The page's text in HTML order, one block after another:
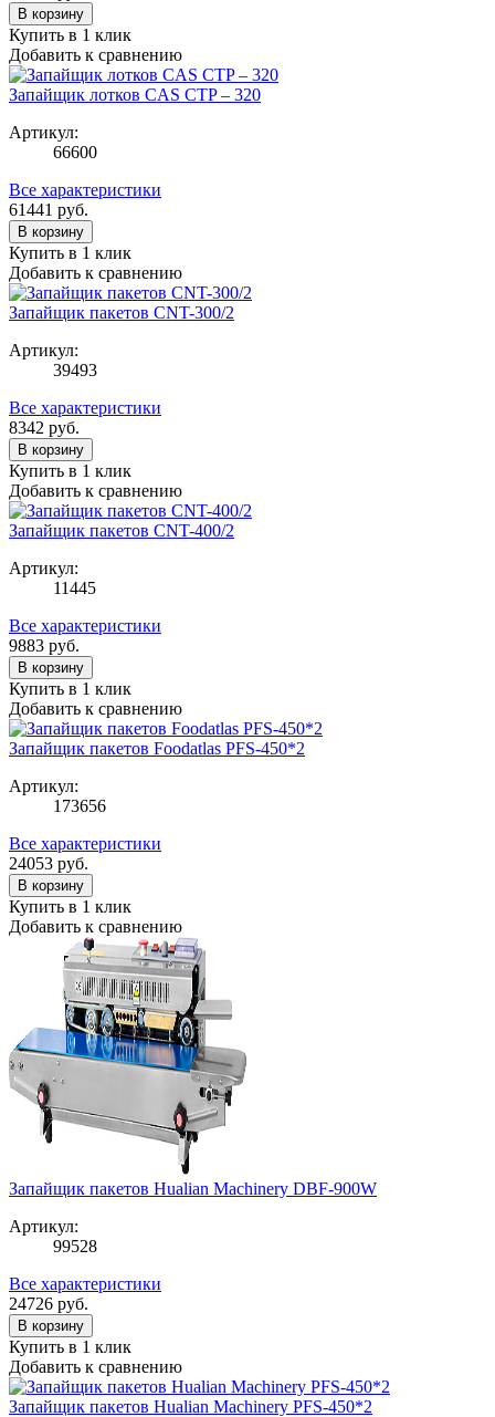
В корзину
Купить в 1 клик
Добавить к сравнению
Запайщик лотков CAS CTP – 320
Артикул:
66600
Все характеристики
61441 руб.
В корзину
Купить в 1 клик
Добавить к сравнению
Запайщик пакетов CNT-300/2
Артикул:
39493
Все характеристики
8342 руб.
В корзину
Купить в 1 клик
Добавить к сравнению
Запайщик пакетов CNT-400/2
Артикул:
11445
Все характеристики
9883 руб.
В корзину
Купить в 1 клик
Добавить к сравнению
Запайщик пакетов Foodatlas PFS-450*2
Артикул:
173656
Все характеристики
24053 руб.
В корзину
Купить в 1 клик
Добавить к сравнению
Запайщик пакетов Hualian Machinery DBF-900W
Артикул:
99528
Все характеристики
24726 руб.
В корзину
Купить в 1 клик
Добавить к сравнению
Запайщик пакетов Hualian Machinery PFS-450*2